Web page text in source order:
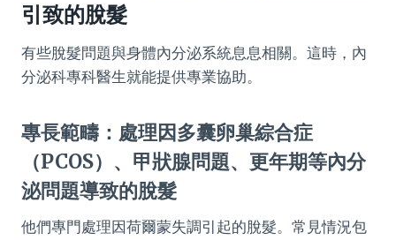
引致的脫髮
有些脫髮問題與身體內分泌系統息息相關。這時，內
分泌科專科醫生就能提供專業協助。
專長範疇：處理因多囊卵巢綜合症
（PCOS）、甲狀腺問題、更年期等內分
泌問題導致的脫髮
他們專門處理因荷爾蒙失調引起的脫髮。常見情況包